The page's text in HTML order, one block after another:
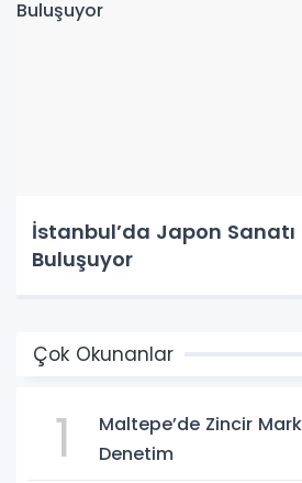
İstanbul’da Japon
Buluşuyor
Çok Okunanlar
1
Maltepe’de Zincir
Denetim